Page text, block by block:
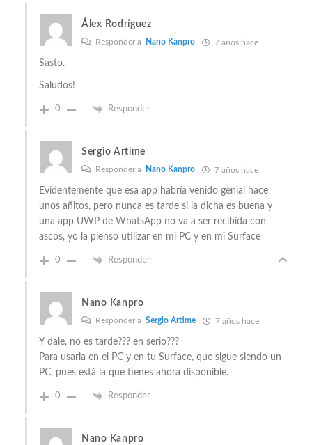
Álex Rodríguez
Responder a Nano Kanpro 7 años hace
Sasto.
Saludos!
0 Responder
Sergio Artime
Responder a Nano Kanpro 7 años hace
Evidentemente que esa app habría venido genial hace
unos añitos, pero nunca es tarde si la dicha es buena y
una app UWP de WhatsApp no va a ser recibida con
ascos, yo la pienso utilizar en mi PC y en mi Surface
0 Responder
Nano Kanpro
Responder a Sergio Artime 7 años hace
Y dale, no es tarde??? en serio???
Para usarla en el PC y en tu Surface, que sigue siendo un
PC, pues está la que tienes ahora disponible.
0 Responder
Nano Kanpro